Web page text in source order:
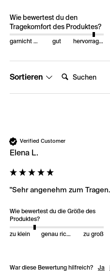
Wie bewertest du den
Tragekomfort des Produktes?
garnicht gut gut hervorragend
Sortieren
Verified Customer
Elena L.
"Sehr angenehm zum
Wie bewertest du die Größe des
Produktes?
zu klein genau richtig zu groß
War diese Bewertung hilfreich? Ja